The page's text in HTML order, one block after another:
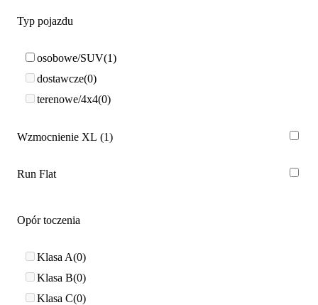
Typ pojazdu
osobowe/SUV 1
dostawcze 0
terenowe/4x4 0
Wzmocnienie XL 1
Run Flat
Opór toczenia
Klasa A 0
Klasa B 0
Klasa C 0